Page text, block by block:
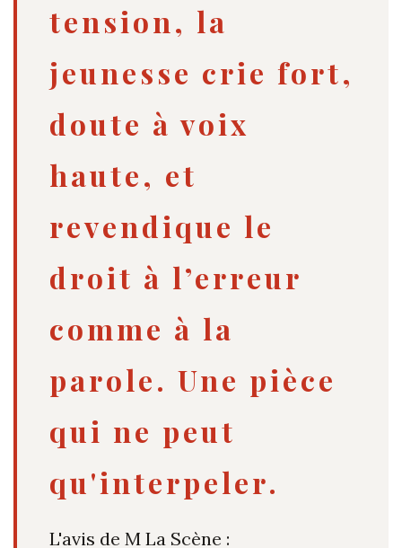
tension, la
jeunesse crie fort,
doute à voix
haute, et
revendique le
droit à l’erreur
comme à la
parole. Une pièce
qui ne peut
qu'interpeler.
L'avis de M La Scène :